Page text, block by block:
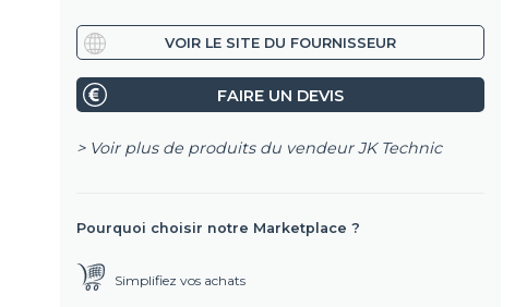
VOIR LE SITE DU FOURNISSEUR
FAIRE UN DEVIS
> Voir plus de produits du vendeur JK Technic
Pourquoi choisir notre Marketplace ?
Simplifiez vos achats